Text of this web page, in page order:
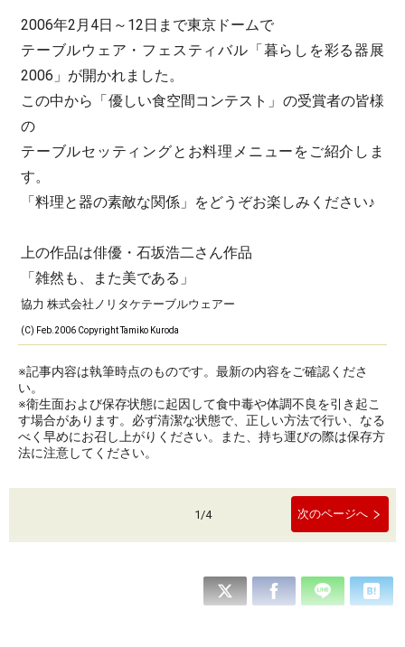
2006年2月4日～12日まで東京ドームで
テーブルウェア・フェスティバル「暮らしを彩る器展
2006」が開かれました。
この中から「優しい食空間コンテスト」の受賞者の皆様
の
テーブルセッティングとお料理メニューをご紹介しま
す。
「料理と器の素敵な関係」をどうぞお楽しみください♪
上の作品は俳優・石坂浩二さん作品
「雑然も、また美である」
協力 株式会社ノリタケテーブルウェアー
(C) Feb.2006 Copyright Tamiko Kuroda
※記事内容は執筆時点のものです。最新の内容をご確認くださ
い。
※衛生面および保存状態に起因して食中毒や体調不良を引き起こ
す場合があります。必ず清潔な状態で、正しい方法で行い、なる
べく早めにお召し上がりください。また、持ち運びの際は保存方
法に注意してください。
1/4 次のページへ